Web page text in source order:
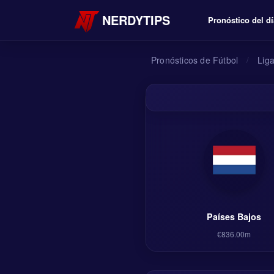
NERDYTIPS Pronóstico del
Pronósticos de Fútbol /
Países Bajos
€836.00m